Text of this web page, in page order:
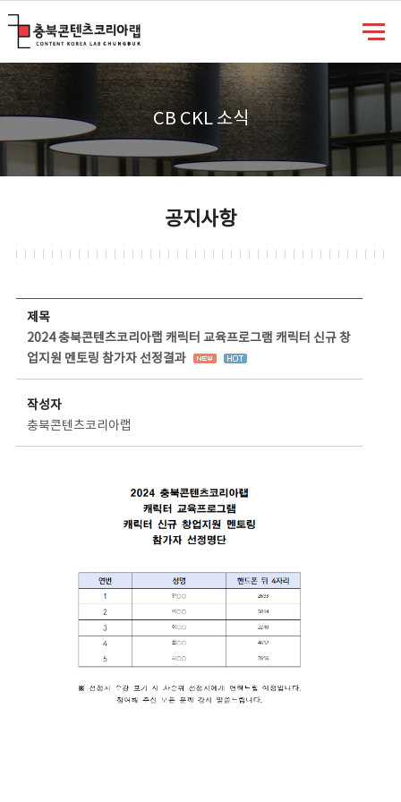
CB CKL 소식
공지사항
제목
2024 충북콘텐츠코리아랩 캐릭터 교육프로그램 캐릭터 신규 창
업지원 멘토링 참가자 선정결과
작성자
충북콘텐츠코리아랩